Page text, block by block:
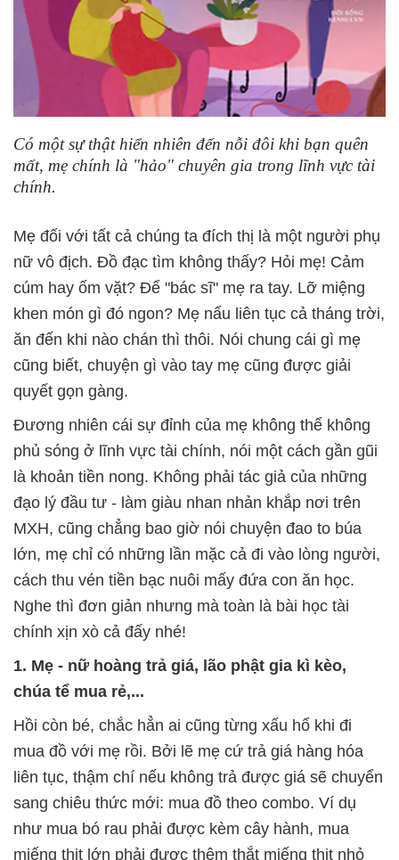
Có một sự thật hiển nhiên đến nỗi đôi khi bạn quên
mất, mẹ chính là "hảo" chuyên gia trong lĩnh vực tài
chính.
Mẹ đối với tất cả chúng ta đích thị là một người phụ
nữ vô địch. Đồ đạc tìm không thấy? Hỏi mẹ! Cảm
cúm hay ốm vặt? Để "bác sĩ" mẹ ra tay. Lỡ miệng
khen món gì đó ngon? Mẹ nấu liên tục cả tháng trời,
ăn đến khi nào chán thì thôi. Nói chung cái gì mẹ
cũng biết, chuyện gì vào tay mẹ cũng được giải
quyết gọn gàng.
Đương nhiên cái sự đỉnh của mẹ không thể không
phủ sóng ở lĩnh vực tài chính, nói một cách gần gũi
là khoản tiền nong. Không phải tác giả của những
đạo lý đầu tư - làm giàu nhan nhản khắp nơi trên
MXH, cũng chẳng bao giờ nói chuyện đao to búa
lớn, mẹ chỉ có những lần mặc cả đi vào lòng người,
cách thu vén tiền bạc nuôi mấy đứa con ăn học.
Nghe thì đơn giản nhưng mà toàn là bài học tài
chính xịn xò cả đấy nhé!
1. Mẹ - nữ hoàng trả giá, lão phật gia kì kèo,
chúa tể mua rẻ,...
Hồi còn bé, chắc hẳn ai cũng từng xấu hổ khi đi
mua đồ với mẹ rồi. Bởi lẽ mẹ cứ trả giá hàng hóa
liên tục, thậm chí nếu không trả được giá sẽ chuyển
sang chiêu thức mới: mua đồ theo combo. Ví dụ
như mua bó rau phải được kèm cây hành, mua
miếng thịt lớn phải được thêm thắt miếng thịt nhỏ